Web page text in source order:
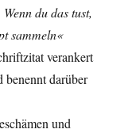
du das tust,
sammeln«
verankert
benennt darüber
und